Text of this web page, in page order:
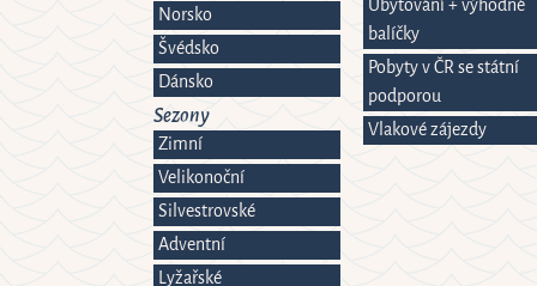
Norsko
Švédsko
Dánsko
Sezony
Zimní
Velikonoční
Silvestrovské
Adventní
Lyžařské
Ubytování + výhodné
balíčky
Pobyty v ČR se státní
podporou
Vlakové zájezdy